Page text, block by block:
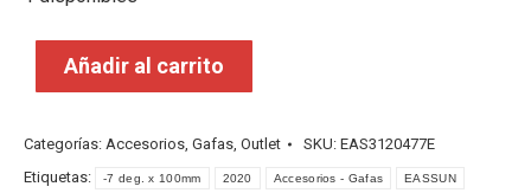
Añadir al carrito
Categorías: Accesorios, Gafas, Outlet SKU: EAS3120477E
Etiquetas:
-7 deg. x 100mm 2020 Accesorios - Gafas EASSUN